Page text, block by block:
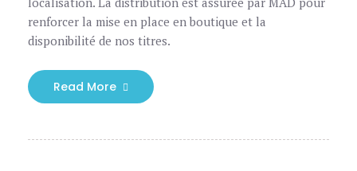
renforcer la mise en place en boutique et la
disponibilité de nos titres.
Read More